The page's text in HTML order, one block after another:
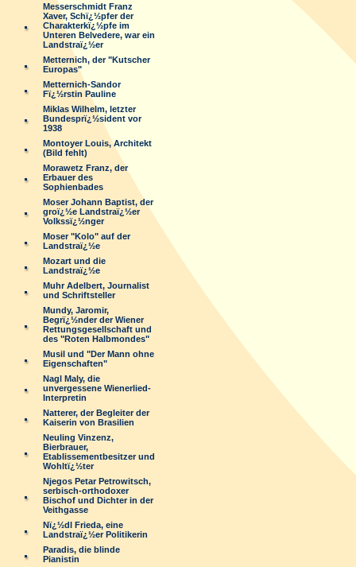
Messerschmidt Franz
Xaver, Schï¿½pfer der
Charakterkï¿½pfe im
Unteren Belvedere, war ein
Landstraï¿½er
Metternich, der "Kutscher
Europas"
Metternich-Sandor
Fï¿½rstin Pauline
Miklas Wilhelm, letzter
Bundesprï¿½sident vor
1938
Montoyer Louis, Architekt
(Bild fehlt)
Morawetz Franz, der
Erbauer des
Sophienbades
Moser Johann Baptist, der
groï¿½e Landstraï¿½er
Volkssï¿½nger
Moser "Kolo" auf der
Landstraï¿½e
Mozart und die
Landstraï¿½e
Muhr Adelbert, Journalist
und Schriftsteller
Mundy, Jaromir,
Begrï¿½nder der Wiener
Rettungsgesellschaft und
des "Roten Halbmondes"
Musil und "Der Mann ohne
Eigenschaften"
Nagl Maly, die
unvergessene Wienerlied-
Interpretin
Natterer, der Begleiter der
Kaiserin von Brasilien
Neuling Vinzenz,
Bierbrauer,
Etablissementbesitzer und
Wohltï¿½ter
Njegos Petar Petrowitsch,
serbisch-orthodoxer
Bischof und Dichter in der
Veithgasse
Nï¿½dl Frieda, eine
Landstraï¿½er Politikerin
Paradis, die blinde
Pianistin